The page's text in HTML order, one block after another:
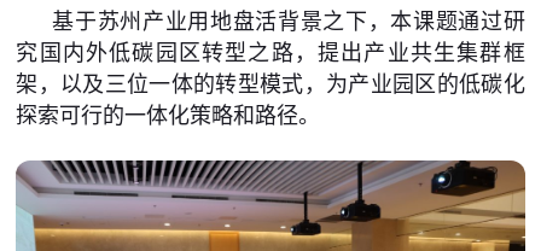
基于苏州产业用地盘活背景之下，本课题通过研
究国内外低碳园区转型之路，提出产业共生集群框
架，以及三位一体的转型模式，为产业园区的低碳化
探索可行的一体化策略和路径。